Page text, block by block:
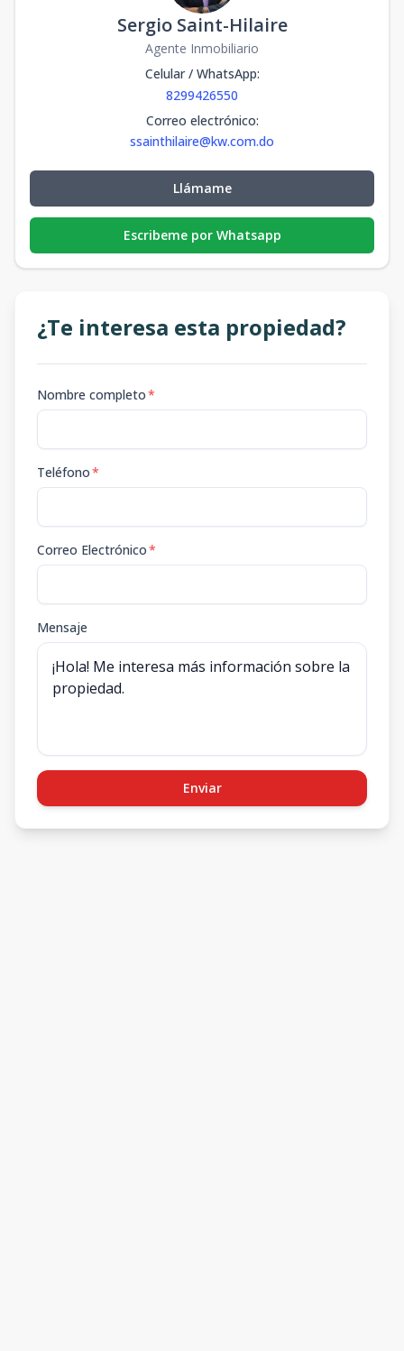
Sergio Saint-Hilaire
Agente Inmobiliario
Celular / WhatsApp:
8299426550
Correo electrónico:
ssainthilaire@kw.com.do
Llámame
Escribeme por Whatsapp
¿Te interesa esta propiedad?
Nombre completo*
Teléfono*
Correo Electrónico*
Mensaje
Enviar